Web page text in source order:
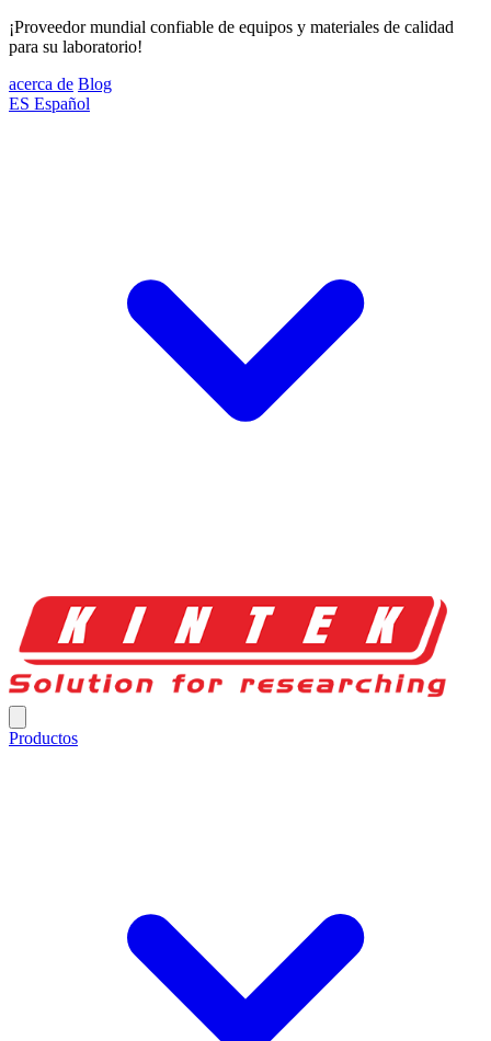
¡Proveedor mundial confiable de equipos y materiales de calidad
para su laboratorio!
acerca de Blog
ES Español
Productos